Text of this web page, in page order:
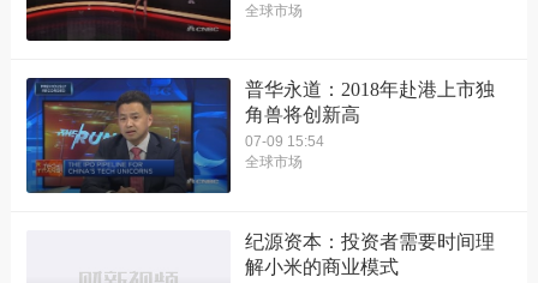
全球市场
普华永道：2018年赴港上市独
角兽将创新高
07-09 15:54
全球市场
纪源资本：投资者需要时间理
解小米的商业模式